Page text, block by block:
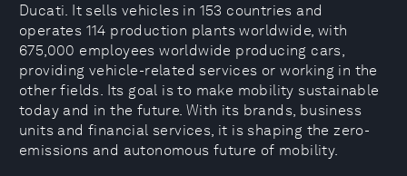
Ducati. It sells vehicles in 153 countries and
operates 114 production plants worldwide, with
675,000 employees worldwide producing cars,
providing vehicle-related services or working in the
other fields. Its goal is to make mobility sustainable
today and in the future. With its brands, business
units and financial services, it is shaping the zero-
emissions and autonomous future of mobility.